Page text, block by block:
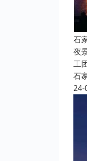
石
夜
工
石
24-